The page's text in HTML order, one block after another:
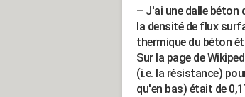
– J'ai une dalle béton
la densité de flux
thermique du béton
Sur la page de
(i.e. la résistance)
qu'en bas) était de